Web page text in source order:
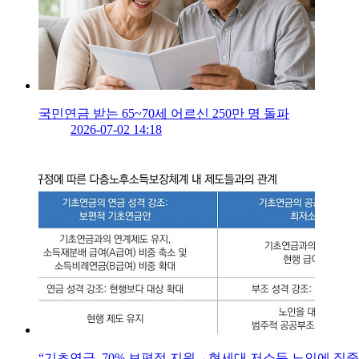
국민연금 받는 65~70세 어르신 250만 명 돌파
2026-07-02 14:18